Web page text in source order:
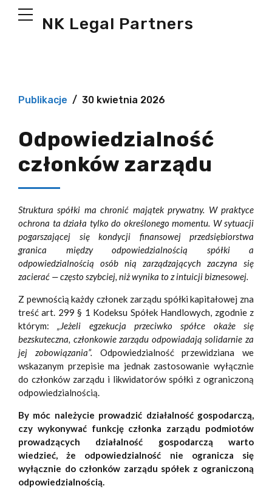
NK Legal Partners
Publikacje 30 kwietnia 2026
Odpowiedzialność
członków zarządu
Struktura spółki ma chronić majątek prywatny. W praktyce
ochrona ta działa tylko do określonego momentu. W sytuacji
pogarszającej się kondycji finansowej przedsiębiorstwa
granica między odpowiedzialnością spółki a
odpowiedzialnością osób nią zarządzających zaczyna się
zacierać — często szybciej, niż wynika to z intuicji biznesowej.
Z pewnością każdy członek zarządu spółki kapitałowej zna
treść art. 299 § 1 Kodeksu Spółek Handlowych, zgodnie z
którym:„Jeżeli egzekucja przeciwko spółce okaże się
bezskuteczna, członkowie zarządu odpowiadają solidarnie za
jej zobowiązania”. Odpowiedzialność przewidziana we
wskazanym przepisie ma jednak zastosowanie wyłącznie
do członków zarządu i likwidatorów spółki z ograniczoną
odpowiedzialnością.
By móc należycie prowadzić działalność gospodarczą,
czy wykonywać funkcję członka zarządu podmiotów
prowadzących działalność gospodarczą warto
wiedzieć, że odpowiedzialność nie ogranicza się
wyłącznie do członków zarządu spółek z ograniczoną
odpowiedzialnością.